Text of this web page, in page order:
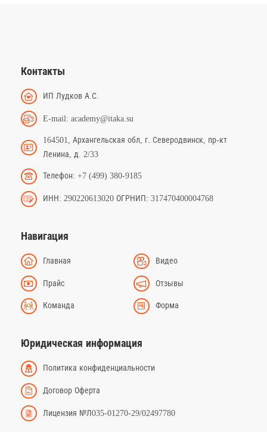
Контакты
ИП Лудков А.С.
E-mail: academy@itaka.su
164501, Архангельская обл, г. Северодвинск, пр-кт
Ленина, д. 2/33
Телефон: +7 (499) 380-9185
ИНН: 290220613020 ОГРНИП: 317470400004768
Навигация
Главная Видео
Прайс Отзывы
Команда Форма
Юридическая информация
Политика конфиденциальности
Договор Оферта
Лицензия №Л035-01270-29/02497780